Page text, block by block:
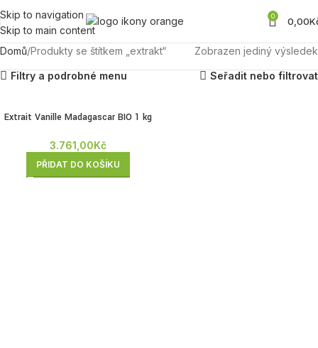
Skip to navigation
Skip to main content
0 0,00
Domů Produkty se štítkem „extrakt“ Zobrazen jediný výsledek
Filtry a podrobné menu Seřadit nebo filtrovat
Extrait Vanille Madagascar BIO 1 kg
3.761,00Kč
PŘIDAT DO KOŠÍKU